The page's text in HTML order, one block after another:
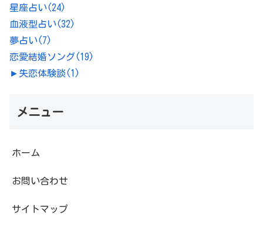
星座占い(24)
血液型占い(32)
夢占い(7)
恋愛結婚ソング(19)
► 失恋体験談(1)
メニュー
ホーム
お問い合わせ
サイトマップ